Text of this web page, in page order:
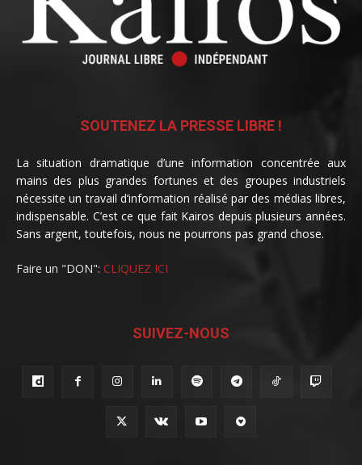
SOUTENEZ LA PRESSE LIBRE !
La situation dramatique d’une information concentrée aux
mains des plus grandes fortunes et des groupes industriels
nécessite un travail d’information réalisé par des médias libres,
indispensable. C’est ce que fait Kairos depuis plusieurs années.
Sans argent, toutefois, nous ne pourrons pas grand chose.
Faire un "DON": CLIQUEZ ICI
SUIVEZ-NOUS